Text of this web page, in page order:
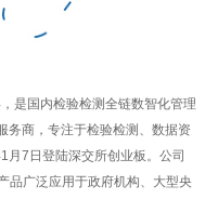
是国内检验检测全链数智化管理
务商，专注于检验检测、数据资
月7日登陆深交所创业板。公司
品广泛应用于政府机构、大型央